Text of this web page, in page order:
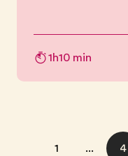
1h10 min
1 ... 4